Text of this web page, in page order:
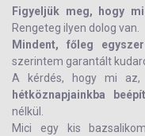
Figyeljük meg, hogy
Rengeteg ilyen dolog van.
Mindent, főleg
szerintem garantált
A kérdés, hogy mi
hétköznapjainkba
nélkül.
Mici egy kis